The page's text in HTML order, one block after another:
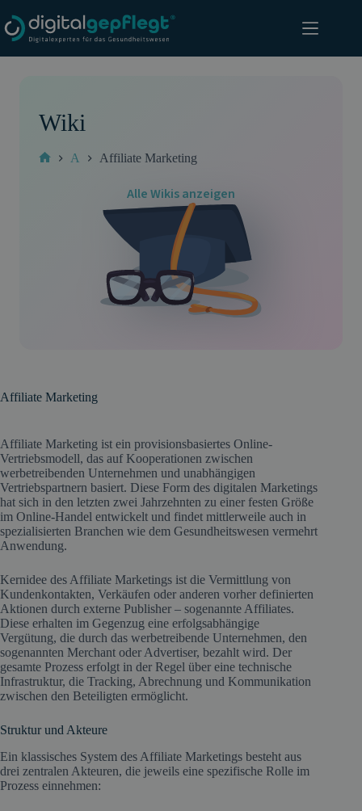
Inhalt
springen
Wiki
A Affiliate Marketing
Alle Wikis anzeigen
Affiliate Marketing
Affiliate Marketing ist ein provisionsbasiertes Online-
Vertriebsmodell, das auf Kooperationen zwischen
werbetreibenden Unternehmen und unabhängigen
Vertriebspartnern basiert. Diese Form des digitalen Marketings
hat sich in den letzten zwei Jahrzehnten zu einer festen Größe
im Online-Handel entwickelt und findet mittlerweile auch in
spezialisierten Branchen wie dem Gesundheitswesen vermehrt
Anwendung.
Kernidee des Affiliate Marketings ist die Vermittlung von
Kundenkontakten, Verkäufen oder anderen vorher definierten
Aktionen durch externe Publisher – sogenannte Affiliates.
Diese erhalten im Gegenzug eine erfolgsabhängige
Vergütung, die durch das werbetreibende Unternehmen, den
sogenannten Merchant oder Advertiser, bezahlt wird. Der
gesamte Prozess erfolgt in der Regel über eine technische
Infrastruktur, die Tracking, Abrechnung und Kommunikation
zwischen den Beteiligten ermöglicht.
Struktur und Akteure
Ein klassisches System des Affiliate Marketings besteht aus
drei zentralen Akteuren, die jeweils eine spezifische Rolle im
Prozess einnehmen: